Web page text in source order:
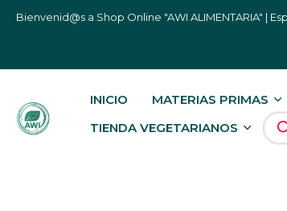
Bienvenid@s a Shop Online "AWI ALIMENTARIA" |
INICIO MATERIAS PRIMAS
TIENDA VEGETARIANOS